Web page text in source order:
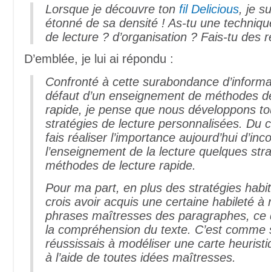
Lorsque je découvre ton fil Delicious, je
étonné de sa densité ! As-tu une
de lecture ? d’organisation ? Fais-tu des
D’emblée, je lui ai répondu :
Confronté à cette surabondance
défaut d’un enseignement de méthodes
rapide, je pense que nous développons
stratégies de lecture personnalisées. Du
fais réaliser l’importance aujourd’hui
l’enseignement de la lecture quelques
méthodes de lecture rapide.
Pour ma part, en plus des stratégies
crois avoir acquis une certaine habileté à
phrases maîtresses des paragraphes, ce
la compréhension du texte. C’est comme
réussissais à modéliser une carte
à l’aide de toutes idées maîtresses.